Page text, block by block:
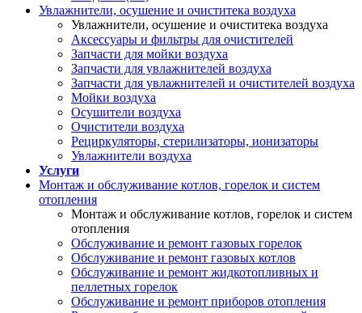
Увлажнители, осушение и очиститека воздуха
Увлажнители, осушение и очиститека воздуха
Аксессуары и фильтры для очистителей
Запчасти для мойки воздуха
Запчасти для увлажнителей воздуха
Запчасти для увлажнителей и очистителей воздуха
Мойки воздуха
Осушители воздуха
Очистители воздуха
Рециркуляторы, стерилизаторы, ионизаторы
Увлажнители воздуха
Услуги
Монтаж и обслуживание котлов, горелок и систем
отопления
Монтаж и обслуживание котлов, горелок и систем
отопления
Обслуживание и ремонт газовых горелок
Обслуживание и ремонт газовых котлов
Обслуживание и ремонт жидкотопливных и
пеллетных горелок
Обслуживание и ремонт приборов отопления